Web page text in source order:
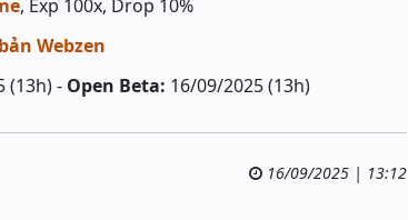
, Exp 100x, Drop 10%
Webzen
(13h) - Open Beta: 16/09/2025 (13h)
16/09/2025 | 13:12